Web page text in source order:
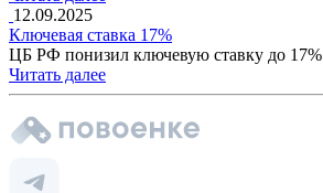
12.09.2025
Ключевая ставка 17%
ЦБ РФ понизил ключевую ставку до 17%
Читать далее